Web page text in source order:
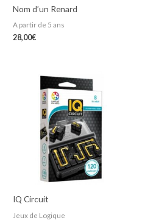
Nom d’un Renard
A partir de 5 ans
28,00€
IQ Circuit
Jeux de Logique